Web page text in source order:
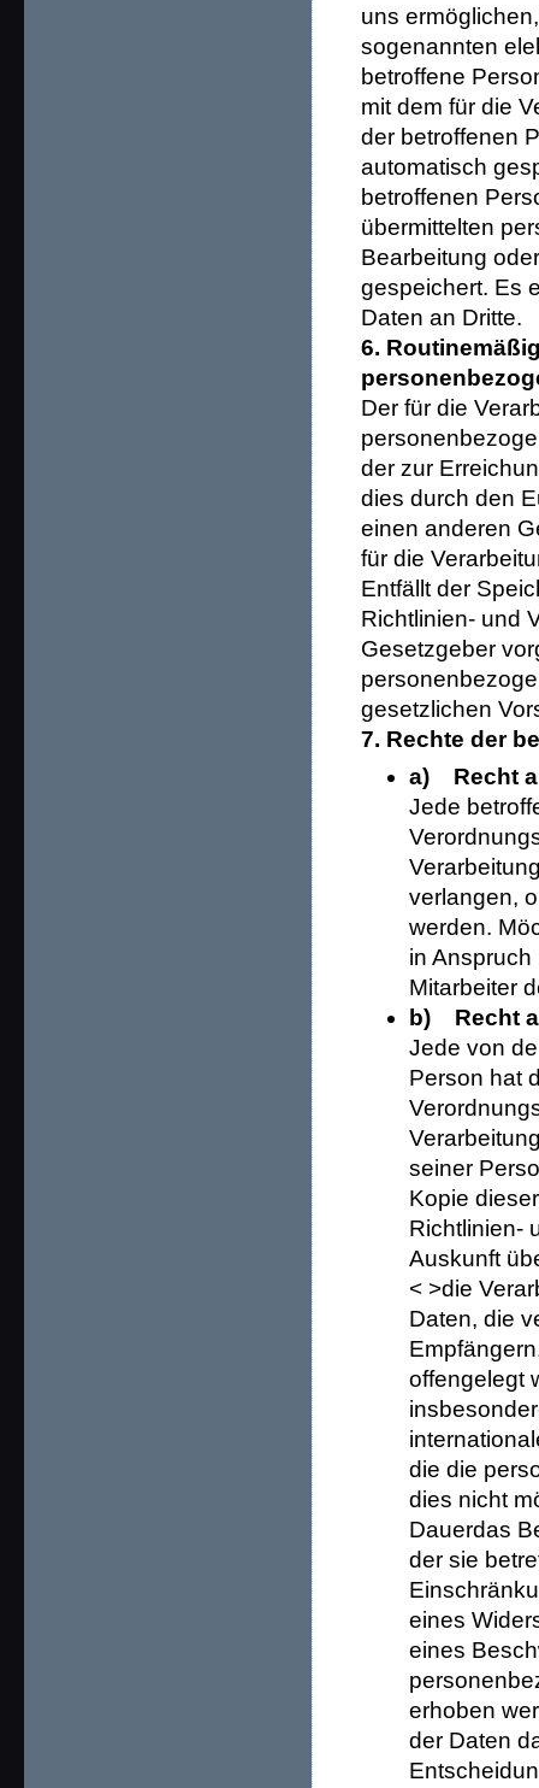
uns
sogenannten
betroffene
mit dem für die
der betroffenen
automatisch
betroffenen
übermittelten
Bearbeitung
gespeichert. Es
Daten an Dritte.
6.
Der für die
der zur
dies durch den
einen anderen
für die
Entfällt der
Richtlinien- und
Gesetzgeber
gesetzlichen
7. Rechte der
a) Recht
Jede
verlangen,
werden.
in
Mitarbeiter
b) Recht
Jede von
Person hat
seiner
Kopie
Richtlinien-
Auskunft
< >die
Daten, die
offengelegt
die die
dies nicht
Dauerdas
der sie
eines
eines
erhoben
der Daten